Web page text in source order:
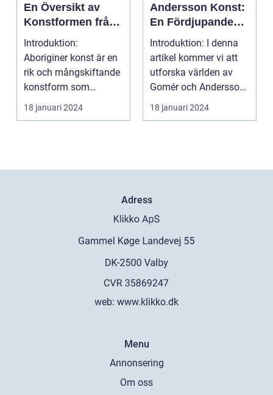
En Översikt av
Konstformen från
Australiens
Urinvånare
Introduktion:
Aboriginer konst är en
rik och mångskiftande
konstform som
härstammar från
Australiens...
18 januari 2024
Andersson Konst:
En Fördjupande
Översikt
Introduktion: I denna
artikel kommer vi att
utforska världen av
Gomér och Andersson
konst, dess olik...
18 januari 2024
Adress
web: www.klikko.dk
Menu
Annonsering
Om oss